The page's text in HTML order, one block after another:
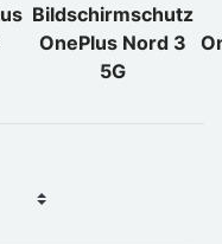
Bildschirmschutz
OnePlus Nord 3
5G